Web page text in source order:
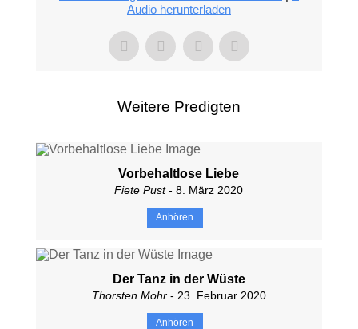
Audio herunterladen
Weitere Predigten
Vorbehaltlose Liebe
Fiete Pust- 8. März 2020
Anhören
Der Tanz in der Wüste
Thorsten Mohr- 23. Februar 2020
Anhören